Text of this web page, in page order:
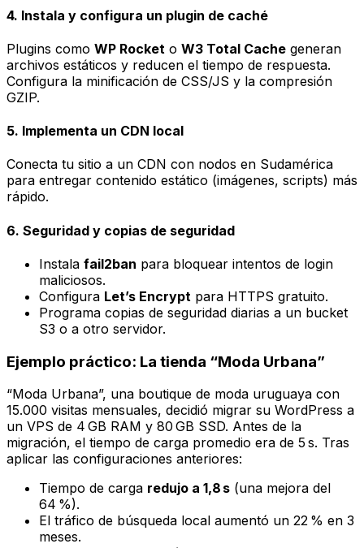
4. Instala y configura un plugin de caché
Plugins como WP Rocket o W3 Total Cache generan
archivos estáticos y reducen el tiempo de respuesta.
Configura la minificación de CSS/JS y la compresión
GZIP.
5. Implementa un CDN local
Conecta tu sitio a un CDN con nodos en Sudamérica
para entregar contenido estático (imágenes, scripts) más
rápido.
6. Seguridad y copias de seguridad
Instala fail2ban para bloquear intentos de login
maliciosos.
Configura Let’s Encrypt para HTTPS gratuito.
Programa copias de seguridad diarias a un bucket
S3 o a otro servidor.
Ejemplo práctico: La tienda “Moda Urbana”
“Moda Urbana”, una boutique de moda uruguaya con
15.000 visitas mensuales, decidió migrar su WordPress a
un VPS de 4 GB RAM y 80 GB SSD. Antes de la
migración, el tiempo de carga promedio era de 5 s. Tras
aplicar las configuraciones anteriores:
Tiempo de carga redujo a 1,8 s (una mejora del
64 %).
El tráfico de búsqueda local aumentó un 22 % en 3
meses.